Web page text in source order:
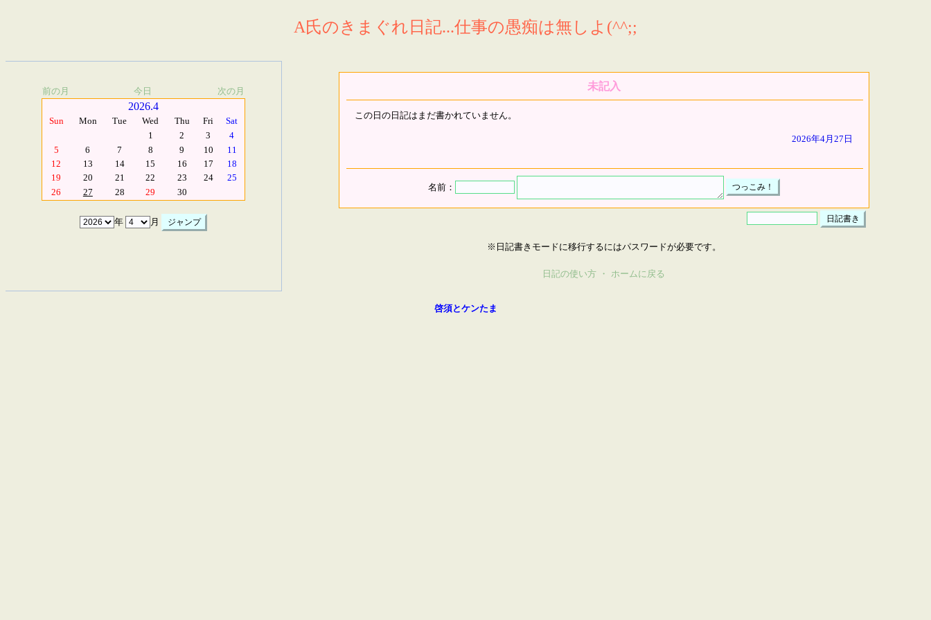
A氏のきまぐれ日記...仕事の愚痴は無しよ(^^;;
前の月 今日 次の月
2026.4
Sun Mon Tue Wed Thu Fri
Sat
1
2 3
4
5
6 7 8 9 10
11
12
13 14 15 16 17
18
19
20 21 22 23 24
25
26
27 28 29 30
年 月
未記入
この日の日記はまだ書かれていません。
2026年4月27日
名前：
※日記書きモードに移行するにはパスワードが必要です。
日記の使い方 ・ ホームに戻る
啓須とケンたま